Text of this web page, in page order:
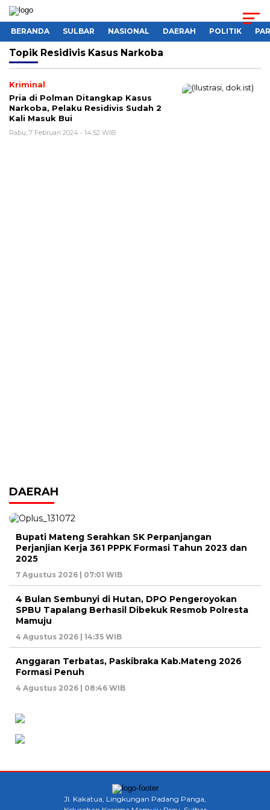
BERANDA SULBAR NASIONAL DAERAH POLITIK
Topik Residivis Kasus Narkoba
Kriminal
Pria di Polman Ditangkap Kasus
Narkoba, Pelaku Residivis Sudah 2
Kali Masuk Bui
Rabu, 7 Februari 2024 - 14:52 WIB
DAERAH
Bupati Mateng Serahkan SK Perpanjangan
Perjanjian Kerja 361 PPPK Formasi Tahun 2023 dan
2025
7 Agustus 2026 | 07:01 WIB
4 Bulan Sembunyi di Hutan, DPO Pengeroyokan
SPBU Tapalang Berhasil Dibekuk Resmob Polresta
Mamuju
4 Agustus 2026 | 14:35 WIB
Anggaran Terbatas, Paskibraka Kab.Mateng 2026
Formasi Penuh
4 Agustus 2026 | 08:46 WIB
Jl. Kakatua, Lingkungan Padang Panga,